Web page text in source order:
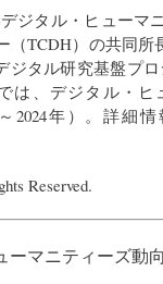
ジタル・ヒュー
TCDH）の共同所
ジタル研究基盤プ
は、デジタル・
2024年）。詳細
Reserved.
ーマニティーズ動